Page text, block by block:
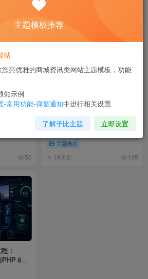
卡片示例
55
Trae接入中转站AI教程【使用
教程】
主题教程
19天前 105
：
8优
主题模板推荐
站
亮优雅的商城资讯类网站主题模板，功能
知示例
-常用功能-弹窗通知中进行相关设置
了解子比主题 立即设置